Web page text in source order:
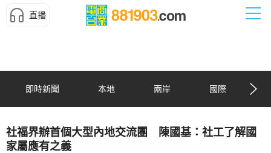
直播
即時新聞 本地 兩岸 國際
社福界辦首個大型內地交流團 陳國基：社工了解國
家屬應有之義